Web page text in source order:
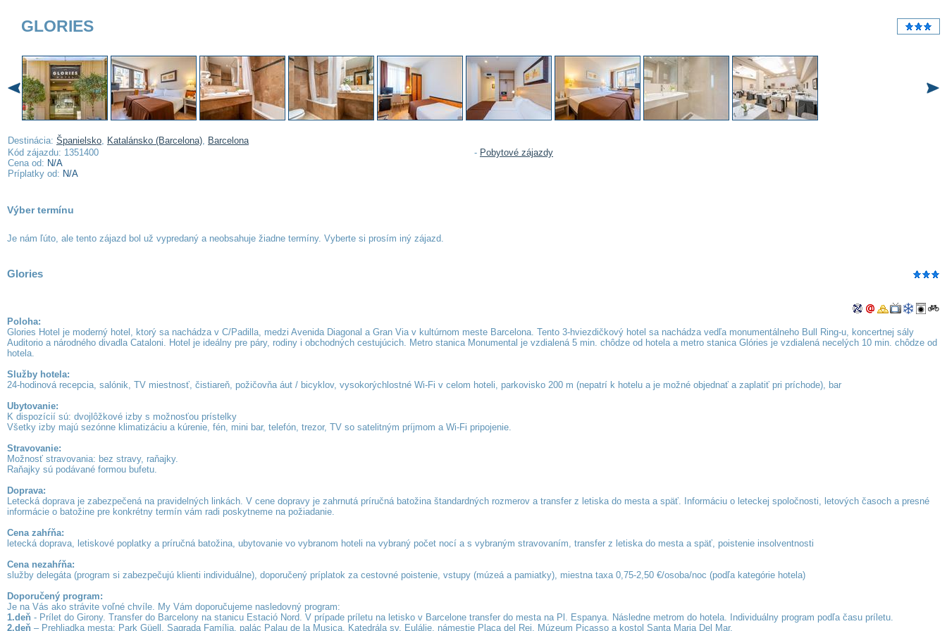
GLORIES
Destinácia: Španielsko, Katalánsko (Barcelona), Barcelona
Kód zájazdu: 1351400
Cena od: N/A
Príplatky od: N/A
- Pobytové zájazdy
Výber termínu
Je nám ľúto, ale tento zájazd bol už vypredaný a neobsahuje žiadne termíny. Vyberte si prosím iný zájazd.
Glories
Poloha:
Glories Hotel je moderný hotel, ktorý sa nachádza v C/Padilla, medzi Avenida Diagonal a Gran Via v kultúrnom meste Barcelona. Tento 3-hviezdičkový hotel sa nachádza vedľa monumentálneho Bull Ring-u, koncertnej sály
Auditorio a národného divadla Cataloni. Hotel je ideálny pre páry, rodiny i obchodných cestujúcich. Metro stanica Monumental je vzdialená 5 min. chôdze od hotela a metro stanica Glóries je vzdialená necelých 10 min. chôdze od
hotela.
Služby hotela:
24-hodinová recepcia, salónik, TV miestnosť, čistiareň, požičovňa áut / bicyklov, vysokorýchlostné Wi-Fi v celom hoteli, parkovisko 200 m (nepatrí k hotelu a je možné objednať a zaplatiť pri príchode), bar
Ubytovanie:
K dispozícií sú: dvojlôžkové izby s možnosťou prístelky
Všetky izby majú sezónne klimatizáciu a kúrenie, fén, mini bar, telefón, trezor, TV so satelitným príjmom a Wi-Fi pripojenie.
Stravovanie:
Možnosť stravovania: bez stravy, raňajky.
Raňajky sú podávané formou bufetu.
Doprava:
Letecká doprava je zabezpečená na pravidelných linkách. V cene dopravy je zahrnutá príručná batožina štandardných rozmerov a transfer z letiska do mesta a späť. Informáciu o leteckej spoločnosti, letových časoch a presné
informácie o batožine pre konkrétny termín vám radi poskytneme na požiadanie.
Cena zahŕňa:
letecká doprava, letiskové poplatky a príručná batožina, ubytovanie vo vybranom hoteli na vybraný počet nocí a s vybraným stravovaním, transfer z letiska do mesta a späť, poistenie insolventnosti
Cena nezahŕňa:
služby delegáta (program si zabezpečujú klienti individuálne), doporučený príplatok za cestovné poistenie, vstupy (múzeá a pamiatky), miestna taxa 0,75-2,50 €/osoba/noc (podľa kategórie hotela)
Doporučený program:
Je na Vás ako strávite voľné chvíle. My Vám doporučujeme nasledovný program:
1.deň - Prílet do Girony. Transfer do Barcelony na stanicu Estació Nord. V prípade príletu na letisko v Barcelone transfer do mesta na Pl. Espanya. Následne metrom do hotela. Individuálny program podľa času príletu.
2.deň – Prehliadka mesta: Park Güell, Sagrada Família, palác Palau de la Musica, Katedrála sv. Eulálie, námestie Placa del Rei, Múzeum Picasso a kostol Santa Maria Del Mar.